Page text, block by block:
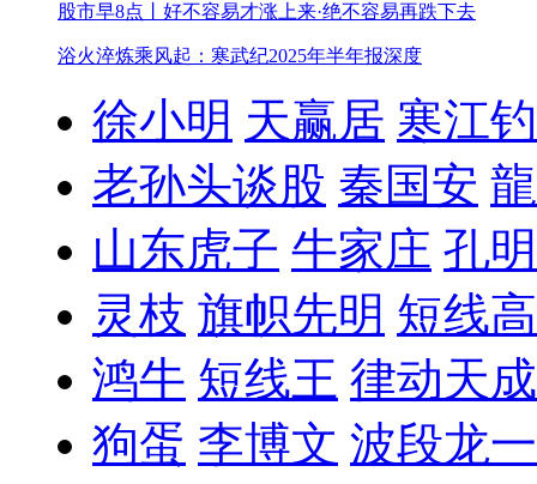
股市早8点丨好不容易才涨上来·绝不容易再跌下去
浴火淬炼乘风起：寒武纪2025年半年报深度
徐小明 天赢居 寒江
老孙头谈股 秦国安
山东虎子 牛家庄 孔
灵枝 旗帜先明 短线
鸿牛 短线王 律动天成
狗蛋 李博文 波段龙一